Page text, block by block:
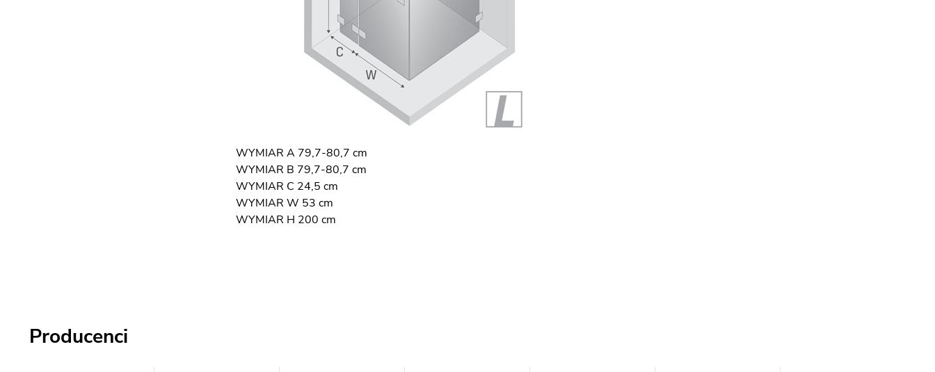
WYMIAR A 79,7-80,7 cm
WYMIAR B 79,7-80,7 cm
WYMIAR C 24,5 cm
WYMIAR W 53 cm
WYMIAR H 200 cm
Producenci